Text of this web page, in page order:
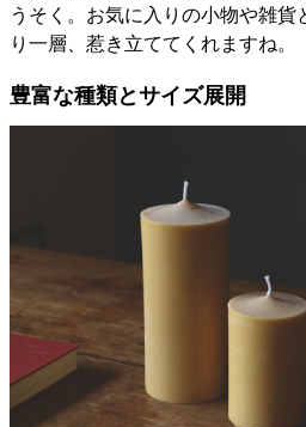
うそく。お気に入りの小物や雑貨
り一層、惹き立ててくれますね。
豊富な種類とサイズ展開